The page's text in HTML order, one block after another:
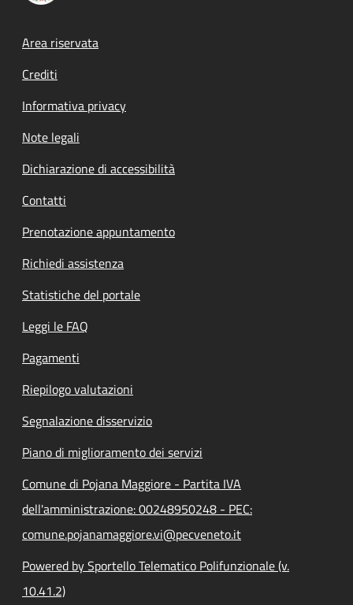
Footer menu
Area riservata
Crediti
Informativa privacy
Note legali
Dichiarazione di accessibilità
Contatti
Prenotazione appuntamento
Richiedi assistenza
Statistiche del portale
Leggi le FAQ
Pagamenti
Riepilogo valutazioni
Segnalazione disservizio
Piano di miglioramento dei servizi
Comune di Pojana Maggiore - Partita IVA
dell'amministrazione: 00248950248 - PEC:
comune.pojanamaggiore.vi@pecveneto.it
Powered by Sportello Telematico Polifunzionale (v.
10.41.2)